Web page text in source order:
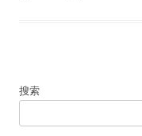
搜索